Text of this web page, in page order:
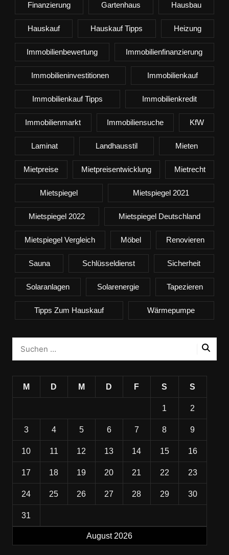
Finanzierung Gartenhaus Hausbau
Hauskauf Hauskauf Tipps Heizung
Immobilienbewertung Immobilienfinanzierung
Immobilieninvestitionen Immobilienkauf
Immobilienkauf Tipps Immobilienkredit
Immobilienmarkt Immobiliensuche KfW
Laminat Landhausstil Mieten
Mietpreise Mietpreisentwicklung Mietrecht
Mietspiegel Mietspiegel 2021
Mietspiegel 2022 Mietspiegel Deutschland
Mietspiegel Vergleich Möbel Renovieren
Sauna Schlüsseldienst Sicherheit
Solaranlagen Solarenergie Tapezieren
Tipps Zum Hauskauf Wärmepumpe
August 2026
M D M D F S S
1 2
3 4 5 6 7 8 9
10 11 12 13 14 15 16
17 18 19 20 21 22 23
24 25 26 27 28 29 30
31